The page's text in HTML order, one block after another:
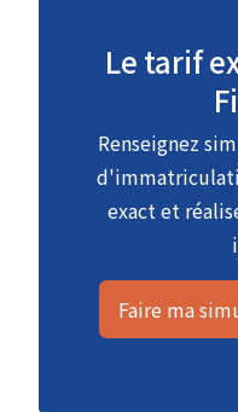
Le tarif
Renseignez
exact et
Faire ma